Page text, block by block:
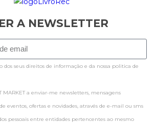
A NEWSLETTER
dos seus direitos de informação e da nossa politica de
MARKET a enviar-me newsletters, mensagens
eventos, ofertas e novidades, através de e-mail ou sms
pessoais entre entidades pertencentes ao mesmo